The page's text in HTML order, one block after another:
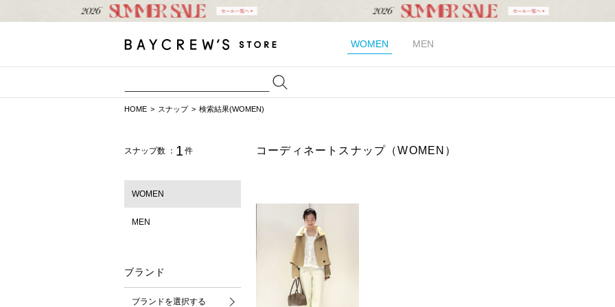
WOMEN MEN
HOME スナップ 検索結果(WOMEN)
スナップ数 ： 1 件
WOMEN
MEN
ブランド
ブランドを選択する
コーディネートスナップ（WOMEN）